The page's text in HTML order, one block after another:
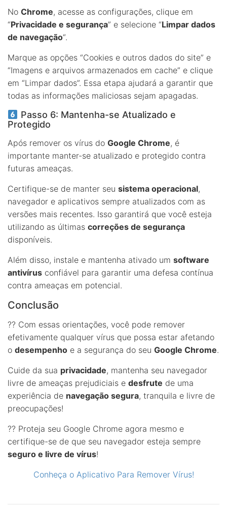
No Chrome, acesse as configurações, clique em
“Privacidade e segurança” e selecione “Limpar dados
de navegação“.
Marque as opções “Cookies e outros dados do site” e
“Imagens e arquivos armazenados em cache” e clique
em “Limpar dados”. Essa etapa ajudará a garantir que
todas as informações maliciosas sejam apagadas.
Passo 6: Mantenha-se Atualizado e
Protegido
Após remover os vírus do Google Chrome, é
importante manter-se atualizado e protegido contra
futuras ameaças.
Certifique-se de manter seu sistema operacional,
navegador e aplicativos sempre atualizados com as
versões mais recentes. Isso garantirá que você esteja
utilizando as últimas correções de segurança
disponíveis.
Além disso, instale e mantenha ativado um software
antivírus confiável para garantir uma defesa contínua
contra ameaças em potencial.
Conclusão
??️ Com essas orientações, você pode remover
efetivamente qualquer vírus que possa estar afetando
o desempenho e a segurança do seu Google Chrome.
Cuide da sua privacidade, mantenha seu navegador
livre de ameaças prejudiciais e desfrute de uma
experiência de navegação segura, tranquila e livre de
preocupações!
?? Proteja seu Google Chrome agora mesmo e
certifique-se de que seu navegador esteja sempre
seguro e livre de vírus!
Conheça o Aplicativo Para Remover Vírus!